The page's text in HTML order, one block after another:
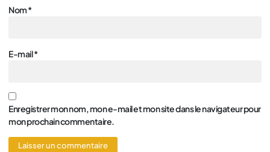
Nom*
E-mail*
Enregistrer mon nom, mon e-mail et mon site dans le navigateur pour
mon prochain commentaire.